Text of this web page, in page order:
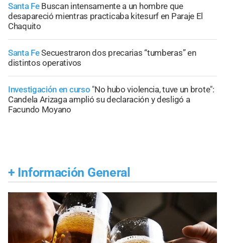
Santa Fe Buscan intensamente a un hombre que
desapareció mientras practicaba kitesurf en Paraje El
Chaquito
Santa FeSecuestraron dos precarias “tumberas” en
distintos operativos
Investigación en curso "No hubo violencia, tuve un brote":
Candela Arizaga amplió su declaración y desligó a
Facundo Moyano
+ Información General